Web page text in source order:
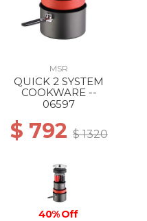
MSR
QUICK 2 SYSTEM
COOKWARE --
06597
$ 792 $ 1320
40% Off